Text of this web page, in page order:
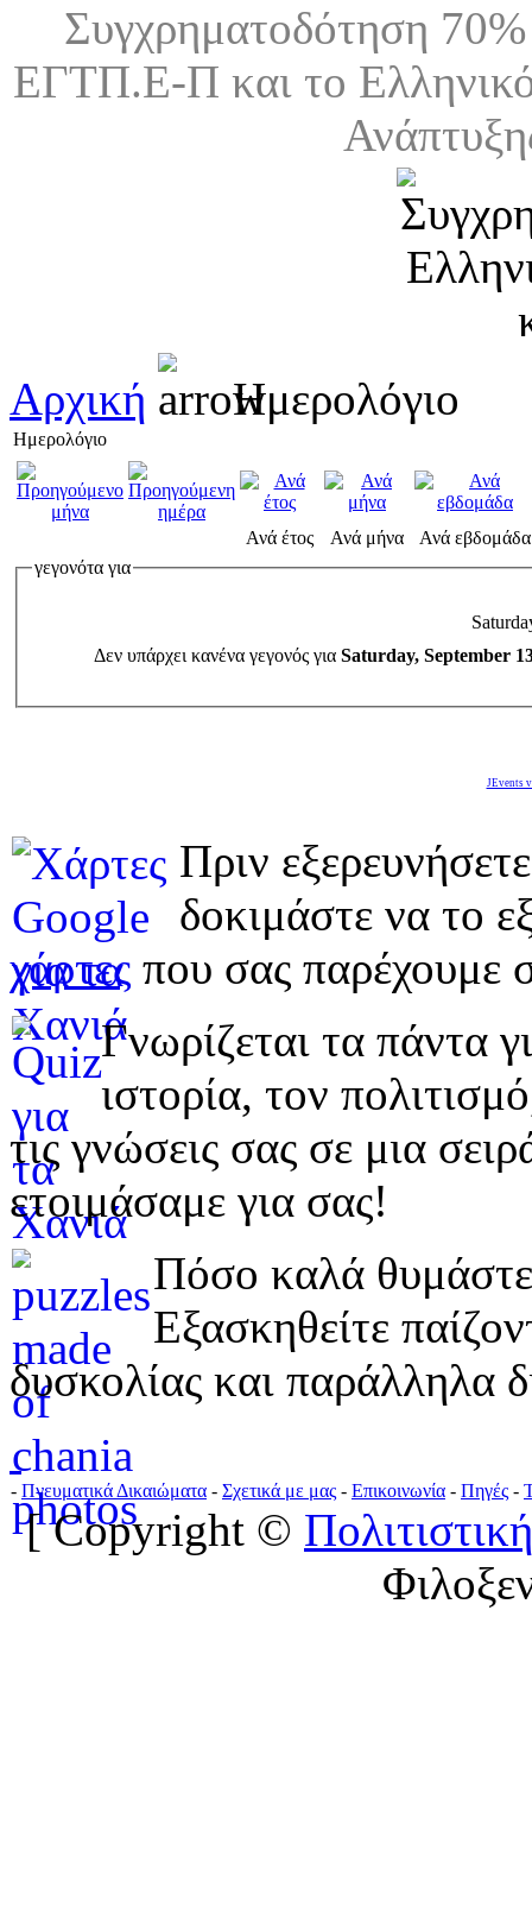
Συγχρηματοδότηση
ΕΓΤΠ.Ε-Π και το
Αρχική Ημερολόγιο
Ημερολόγιο
Ανά έτος Ανά μήνα
Ανά εβδομάδα
γεγονότα για
Δεν υπάρχει κανένα γεγονός για Saturday, September
JEvents
Πριν
δοκιμάστε να το
χάρτες που σας παρέχουμε
Γνωρίζεται τα πάντα
ιστορία, τον
τις γνώσεις σας σε μια
ετοιμάσαμε για σας!
Πόσο καλά
Εξασκηθείτε
δυσκολίας και παράλληλα
- Πνευματικά Δικαιώματα - Σχετικά με μας - Επικοινωνία - Πηγές -
[ Copyright ©